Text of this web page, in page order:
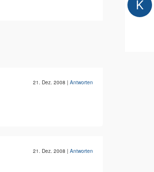
21. Dez. 2008 | Antworten
21. Dez. 2008 | Antworten